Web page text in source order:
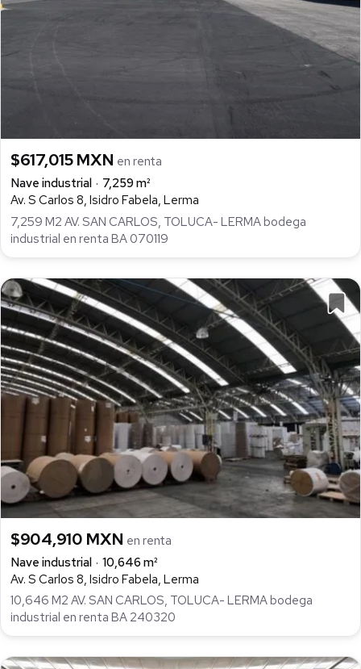
$617,015 MXN en renta
Nave industrial
7,259 m²
Av. S Carlos 8, Isidro Fabela, Lerma
7,259 M2 AV. SAN CARLOS, TOLUCA- LERMA bodega
industrial en renta BA 070119
$904,910 MXN en renta
Nave industrial
10,646 m²
Av. S Carlos 8, Isidro Fabela, Lerma
10,646 M2 AV. SAN CARLOS, TOLUCA- LERMA bodega
industrial en renta BA 240320